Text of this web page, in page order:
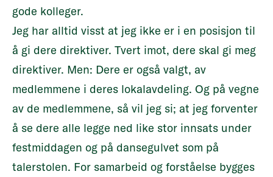
gode kolleger.
Jeg har alltid visst at jeg ikke er i en posisjon til
å gi dere direktiver. Tvert imot, dere skal gi meg
direktiver. Men: Dere er også valgt, av
medlemmene i deres lokalavdeling. Og på vegne
av de medlemmene, så vil jeg si; at jeg forventer
å se dere alle legge ned like stor innsats under
festmiddagen og på dansegulvet som på
talerstolen. For samarbeid og forståelse bygges